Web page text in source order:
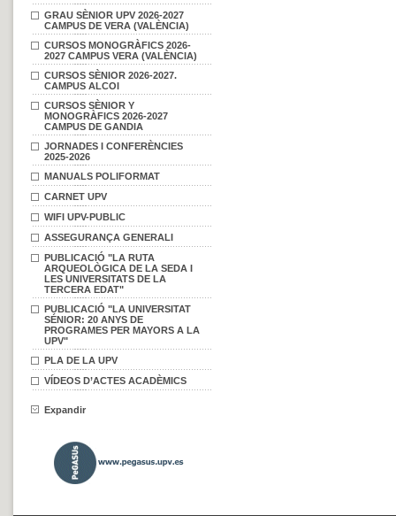
GRAU SÈNIOR UPV 2026-2027
CAMPUS DE VERA (VALÈNCIA)
CURSOS MONOGRÀFICS 2026-
2027 CAMPUS VERA (VALÈNCIA)
CURSOS SÈNIOR 2026-2027.
CAMPUS ALCOI
CURSOS SÈNIOR Y
MONOGRÀFICS 2026-2027
CAMPUS DE GANDIA
JORNADES I CONFERÈNCIES
2025-2026
MANUALS POLIFORMAT
CARNET UPV
WIFI UPV-PUBLIC
ASSEGURANÇA GENERALI
PUBLICACIÓ "LA RUTA
ARQUEOLÒGICA DE LA SEDA I
LES UNIVERSITATS DE LA
TERCERA EDAT"
PUBLICACIÓ "LA UNIVERSITAT
SÉNIOR: 20 ANYS DE
PROGRAMES PER MAYORS A LA
UPV"
PLA DE LA UPV
VÍDEOS D’ACTES ACADÈMICS
Expandir